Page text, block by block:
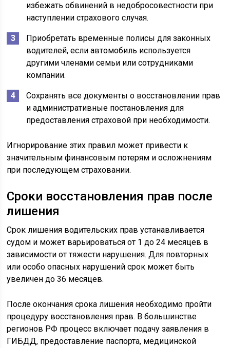
избежать обвинений в недобросовестности при
наступлении страхового случая.
Приобретать временные полисы для законных
водителей, если автомобиль используется
другими членами семьи или сотрудниками
компании.
Сохранять все документы о восстановлении прав
и административные постановления для
предоставления страховой при необходимости.
Игнорирование этих правил может привести к
значительным финансовым потерям и осложнениям
при последующем страховании.
Сроки восстановления прав после
лишения
Срок лишения водительских прав устанавливается
судом и может варьироваться от 1 до 24 месяцев в
зависимости от тяжести нарушения. Для повторных
или особо опасных нарушений срок может быть
увеличен до 36 месяцев.
После окончания срока лишения необходимо пройти
процедуру восстановления прав. В большинстве
регионов РФ процесс включает подачу заявления в
ГИБДД, предоставление паспорта, медицинской